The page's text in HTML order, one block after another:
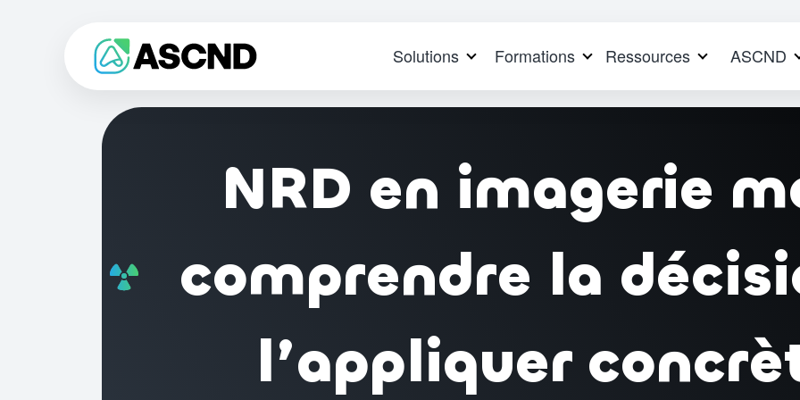
Solutions Formations Ressources ASCND
NRD en imagerie
comprendre la
l’appliquer